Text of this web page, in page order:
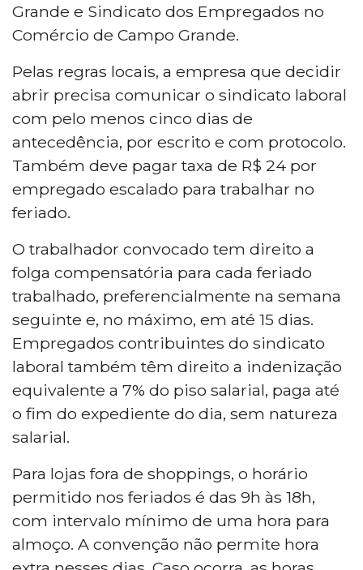
Grande e Sindicato dos Empregados no
Comércio de Campo Grande.
Pelas regras locais, a empresa que decidir
abrir precisa comunicar o sindicato laboral
com pelo menos cinco dias de
antecedência, por escrito e com protocolo.
Também deve pagar taxa de R$ 24 por
empregado escalado para trabalhar no
feriado.
O trabalhador convocado tem direito a
folga compensatória para cada feriado
trabalhado, preferencialmente na semana
seguinte e, no máximo, em até 15 dias.
Empregados contribuintes do sindicato
laboral também têm direito a indenização
equivalente a 7% do piso salarial, paga até
o fim do expediente do dia, sem natureza
salarial.
Para lojas fora de shoppings, o horário
permitido nos feriados é das 9h às 18h,
com intervalo mínimo de uma hora para
almoço. A convenção não permite hora